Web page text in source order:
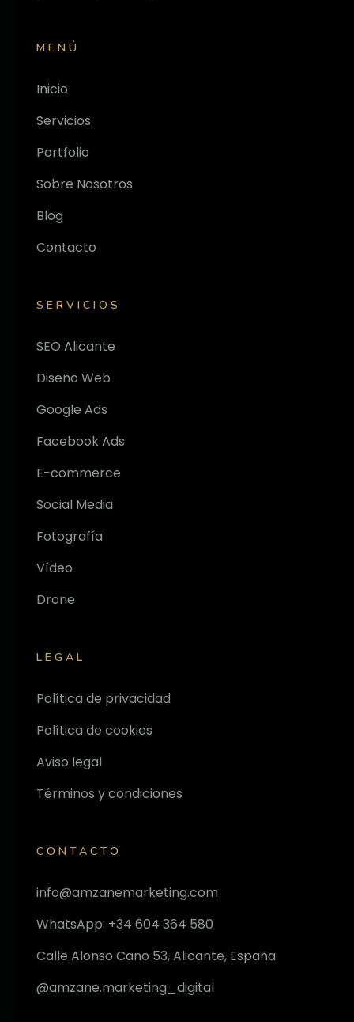
MENÚ
Inicio
Servicios
Portfolio
Sobre Nosotros
Blog
Contacto
SERVICIOS
SEO Alicante
Diseño Web
Google Ads
Facebook Ads
E-commerce
Social Media
Fotografía
Vídeo
Drone
LEGAL
Política de privacidad
Política de cookies
Aviso legal
Términos y condiciones
CONTACTO
info@amzanemarketing.com
WhatsApp: +34 604 364 580
Calle Alonso Cano 53, Alicante, España
@amzane.marketing_digital